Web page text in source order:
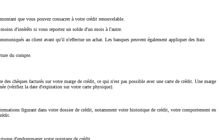
que vous pouvez consacrer à votre crédit renouvelable.
d'intérêts si vous reportez un solde d'un mois à l'autre.
au client avant qu'il n'effectue un achat. Les banques peuvent également appliquer des frais
du compte.
chèques facturés sur votre marge de crédit, ce qui n'est pas possible avec une carte de crédit. Une marge
(vérifiez la date d'expiration sur votre carte physique).
figurant dans votre dossier de crédit, notamment votre historique de crédit, votre comportement en
d'endommager votre pointage de crédit.